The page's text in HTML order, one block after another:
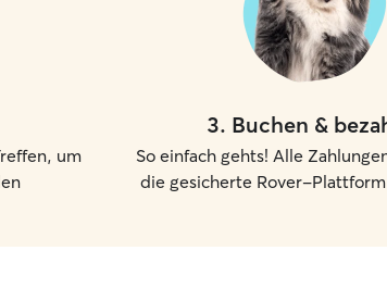
um
3. Buchen &
So einfach gehts! Alle
die gesicherte Rover-